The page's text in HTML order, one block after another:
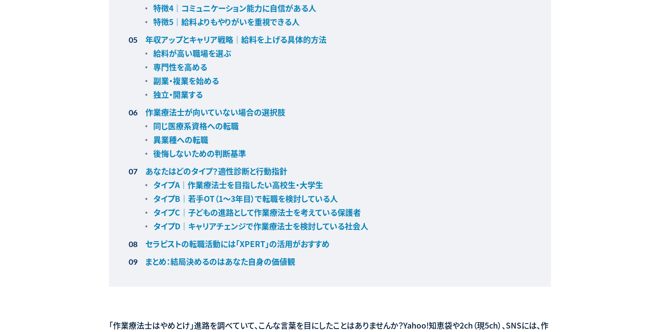
特徴4｜コミュニケーション能力に自信がある人
特徴5｜給料よりもやりがいを重視できる人
年収アップとキャリア戦略｜給料を上げる具体的方法
給料が高い職場を選ぶ
専門性を高める
副業・複業を始める
独立・開業する
作業療法士が向いていない場合の選択肢
同じ医療系資格への転職
異業種への転職
後悔しないための判断基準
あなたはどのタイプ？適性診断と行動指針
タイプA｜作業療法士を目指したい高校生・大学生
タイプB｜若手OT（1〜3年目）で転職を検討している人
タイプC｜子どもの進路として作業療法士を考えている保護者
タイプD｜キャリアチェンジで作業療法士を検討している社会人
セラピストの転職活動には「XPERT」の活用がおすすめ
まとめ：結局決めるのはあなた自身の価値観
「作業療法士はやめとけ」進路を調べていて、こんな言葉を目にしたことはありませんか？Yahoo!知恵袋や2ch（現5ch）、SNSには、作